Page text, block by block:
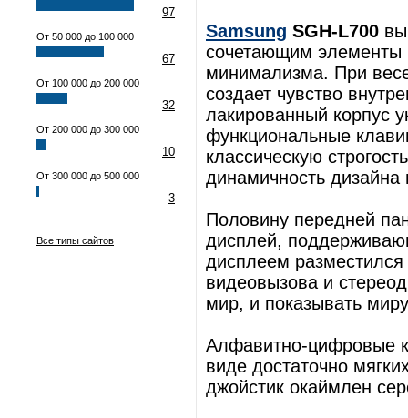
97
От 50 000 до 100 000
67
От 100 000 до 200 000
32
От 200 000 до 300 000
10
От 300 000 до 500 000
3
Все типы сайтов
Samsung SGH-L700
сочетающим элементы
минимализма. При
создает чувство
лакированный корпус
функциональные
классическую
динамичность
Половину передней
дисплей,
дисплеем
видеовызова и
мир, и показывать
Алфавитно-цифровые
виде достаточно
джойстик окаймлен